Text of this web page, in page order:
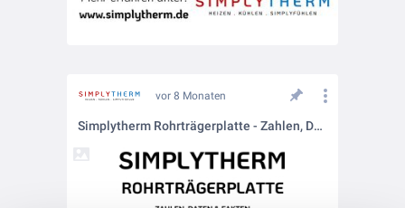
vor 8 Monaten
Simplytherm Rohrträgerplatte - Zahlen, Daten & Fakten